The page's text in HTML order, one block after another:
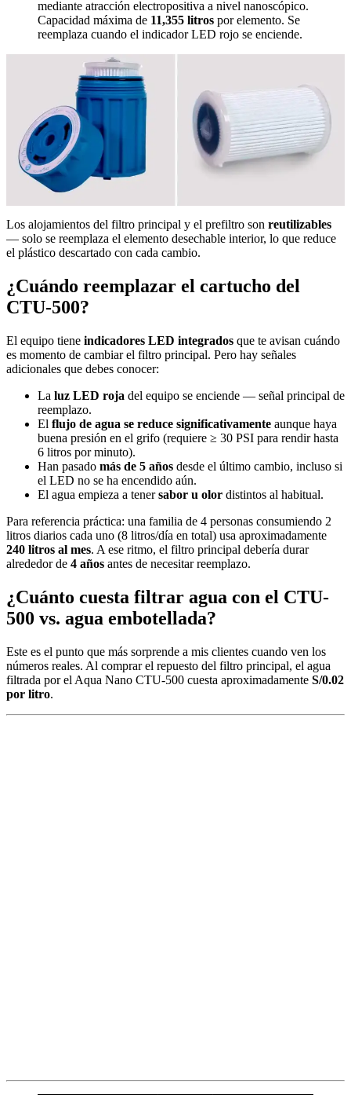
mediante atracción electropositiva a nivel nanoscópico.
Capacidad máxima de 11,355 litros por elemento. Se
reemplaza cuando el indicador LED rojo se enciende.
Los alojamientos del filtro principal y el prefiltro son reutilizables
— solo se reemplaza el elemento desechable interior, lo que reduce
el plástico descartado con cada cambio.
¿Cuándo reemplazar el cartucho del
CTU-500?
El equipo tiene indicadores LED integrados que te avisan cuándo
es momento de cambiar el filtro principal. Pero hay señales
adicionales que debes conocer:
La luz LED roja del equipo se enciende — señal principal de
reemplazo.
El flujo de agua se reduce significativamente aunque haya
buena presión en el grifo (requiere ≥ 30 PSI para rendir hasta
6 litros por minuto).
Han pasado más de 5 años desde el último cambio, incluso si
el LED no se ha encendido aún.
El agua empieza a tenersabor u olor distintos al habitual.
Para referencia práctica: una familia de 4 personas consumiendo 2
litros diarios cada uno (8 litros/día en total) usa aproximadamente
240 litros al mes. A ese ritmo, el filtro principal debería durar
alrededor de 4 años antes de necesitar reemplazo.
¿Cuánto cuesta filtrar agua con el CTU-
500 vs. agua embotellada?
Este es el punto que más sorprende a mis clientes cuando ven los
números reales. Al comprar el repuesto del filtro principal, el agua
filtrada por el Aqua Nano CTU-500 cuesta aproximadamente S/0.02
por litro.